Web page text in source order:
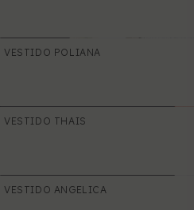
VESTIDO POLIANA
VESTIDO THAIS
VESTIDO ANGELICA